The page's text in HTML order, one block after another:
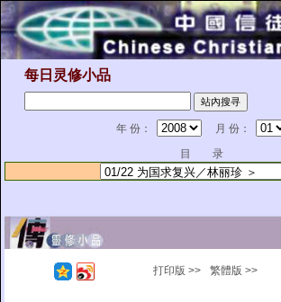
每日灵修小品
年 份：
月 份：
目 录
打印版 >> 繁體版 >>